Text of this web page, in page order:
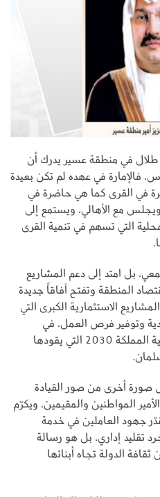
طلال في منطقة عسير يدرك أن
فالإمارة في عهده لم تكن بعيدة
في القرى كما هي حاضرة في
ويجلس مع الأهالي، ويستمع إلى
التي تسهم في تنمية القرى
بل امتد إلى دعم المشاريع
المنطقة وتفتح آفاقاً جديدة
الاستثمارية الكبرى التي
وتوفير فرص العمل، في
انسجام واضح مع مستهدفات رؤية المملكة 2030 التي يقودها
صورة أخرى من صور القيادة
المواطنين والمقيمين، ويكرّم
جهود العاملين في خدمة
تقليد إداري، بل هو رسالة
الدولة تجاه أبنائها